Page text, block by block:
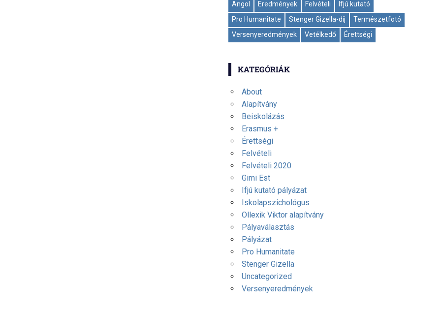
Angol Eredmények Felvételi
Ifjú kutató
Pro Humanitate
Stenger Gizella-díj
Természetfotó
Versenyeredmények
Vetélkedő Érettségi
KATEGÓRIÁK
About
Alapítvány
Beiskolázás
Erasmus +
Érettségi
Felvételi
Felvételi 2020
Gimi Est
Ifjú kutató pályázat
Iskolapszichológus
Ollexik Viktor alapítvány
Pályaválasztás
Pályázat
Pro Humanitate
Stenger Gizella
Uncategorized
Versenyeredmények